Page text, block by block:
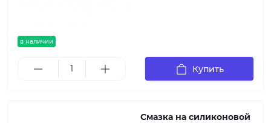
в наличии
Купить
Смазка на силиконовой